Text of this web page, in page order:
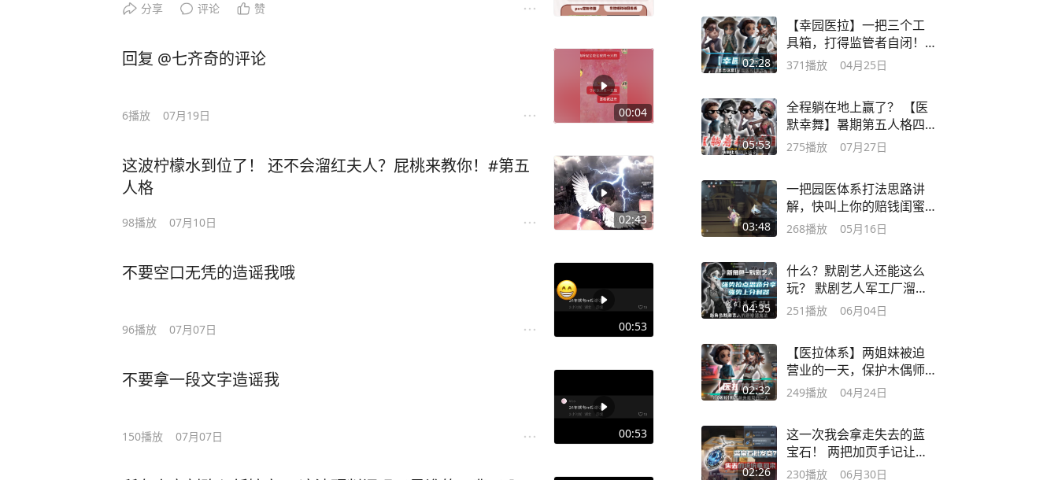
分享 评论 赞
00:04
回复 @七齐奇的评论
6播放 07月19日
02:43
这波柠檬水到位了！ 还不会溜红夫人？屁桃来教你！#第五
人格
98播放 07月10日
00:53
不要空口无凭的造谣我哦
96播放 07月07日
00:53
不要拿一段文字造谣我
150播放 07月07日
02:28
【幸园医拉】一把三个工
具箱，打得监管者自闭！#
第五人格
371播放 04月25日
05:53
全程躺在地上赢了？ 【医
默幸舞】暑期第五人格四
黑阵容推荐
275播放 07月27日
03:48
一把园医体系打法思路讲
解，快叫上你的赔钱闺蜜
一起来看！
268播放 05月16日
04:35
什么？默剧艺人还能这么
玩？ 默剧艺人军工厂溜鬼
思路
251播放 06月04日
02:32
【医拉体系】两姐妹被迫
营业的一天，保护木偶师
拿下三跑！
249播放 04月24日
02:26
这一次我会拿走失去的蓝
宝石！ 两把加页手记让我
明白
230播放 06月30日